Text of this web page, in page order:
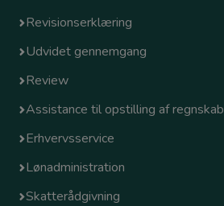
Revisionserklæring
Udvidet gennemgang
Review
Assistance til opstilling af regnskab
Erhvervsservice
Lønadministration
Skatterådgivning